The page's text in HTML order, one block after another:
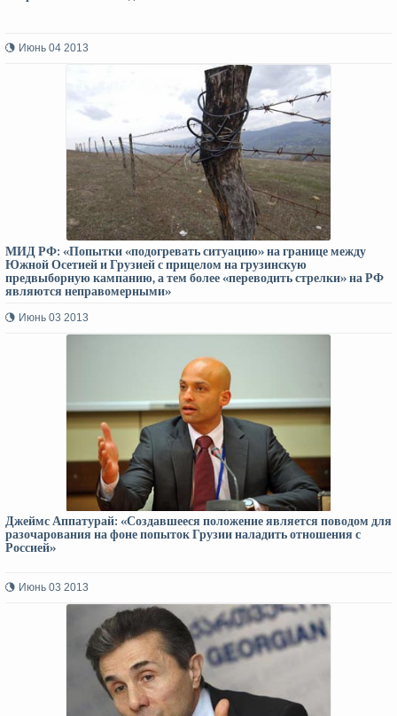
Июнь 04 2013
МИД РФ: «Попытки «подогревать ситуацию» на границе между
Южной Осетией и Грузией с прицелом на грузинскую
предвыборную кампанию, а тем более «переводить стрелки» на РФ
являются неправомерными»
Июнь 03 2013
Джеймс Аппатурай: «Создавшееся положение является поводом для
разочарования на фоне попыток Грузии наладить отношения с
Россией»
Июнь 03 2013